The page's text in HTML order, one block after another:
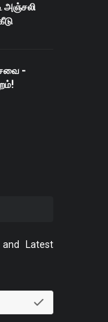
அஞ்சலி
-
Latest